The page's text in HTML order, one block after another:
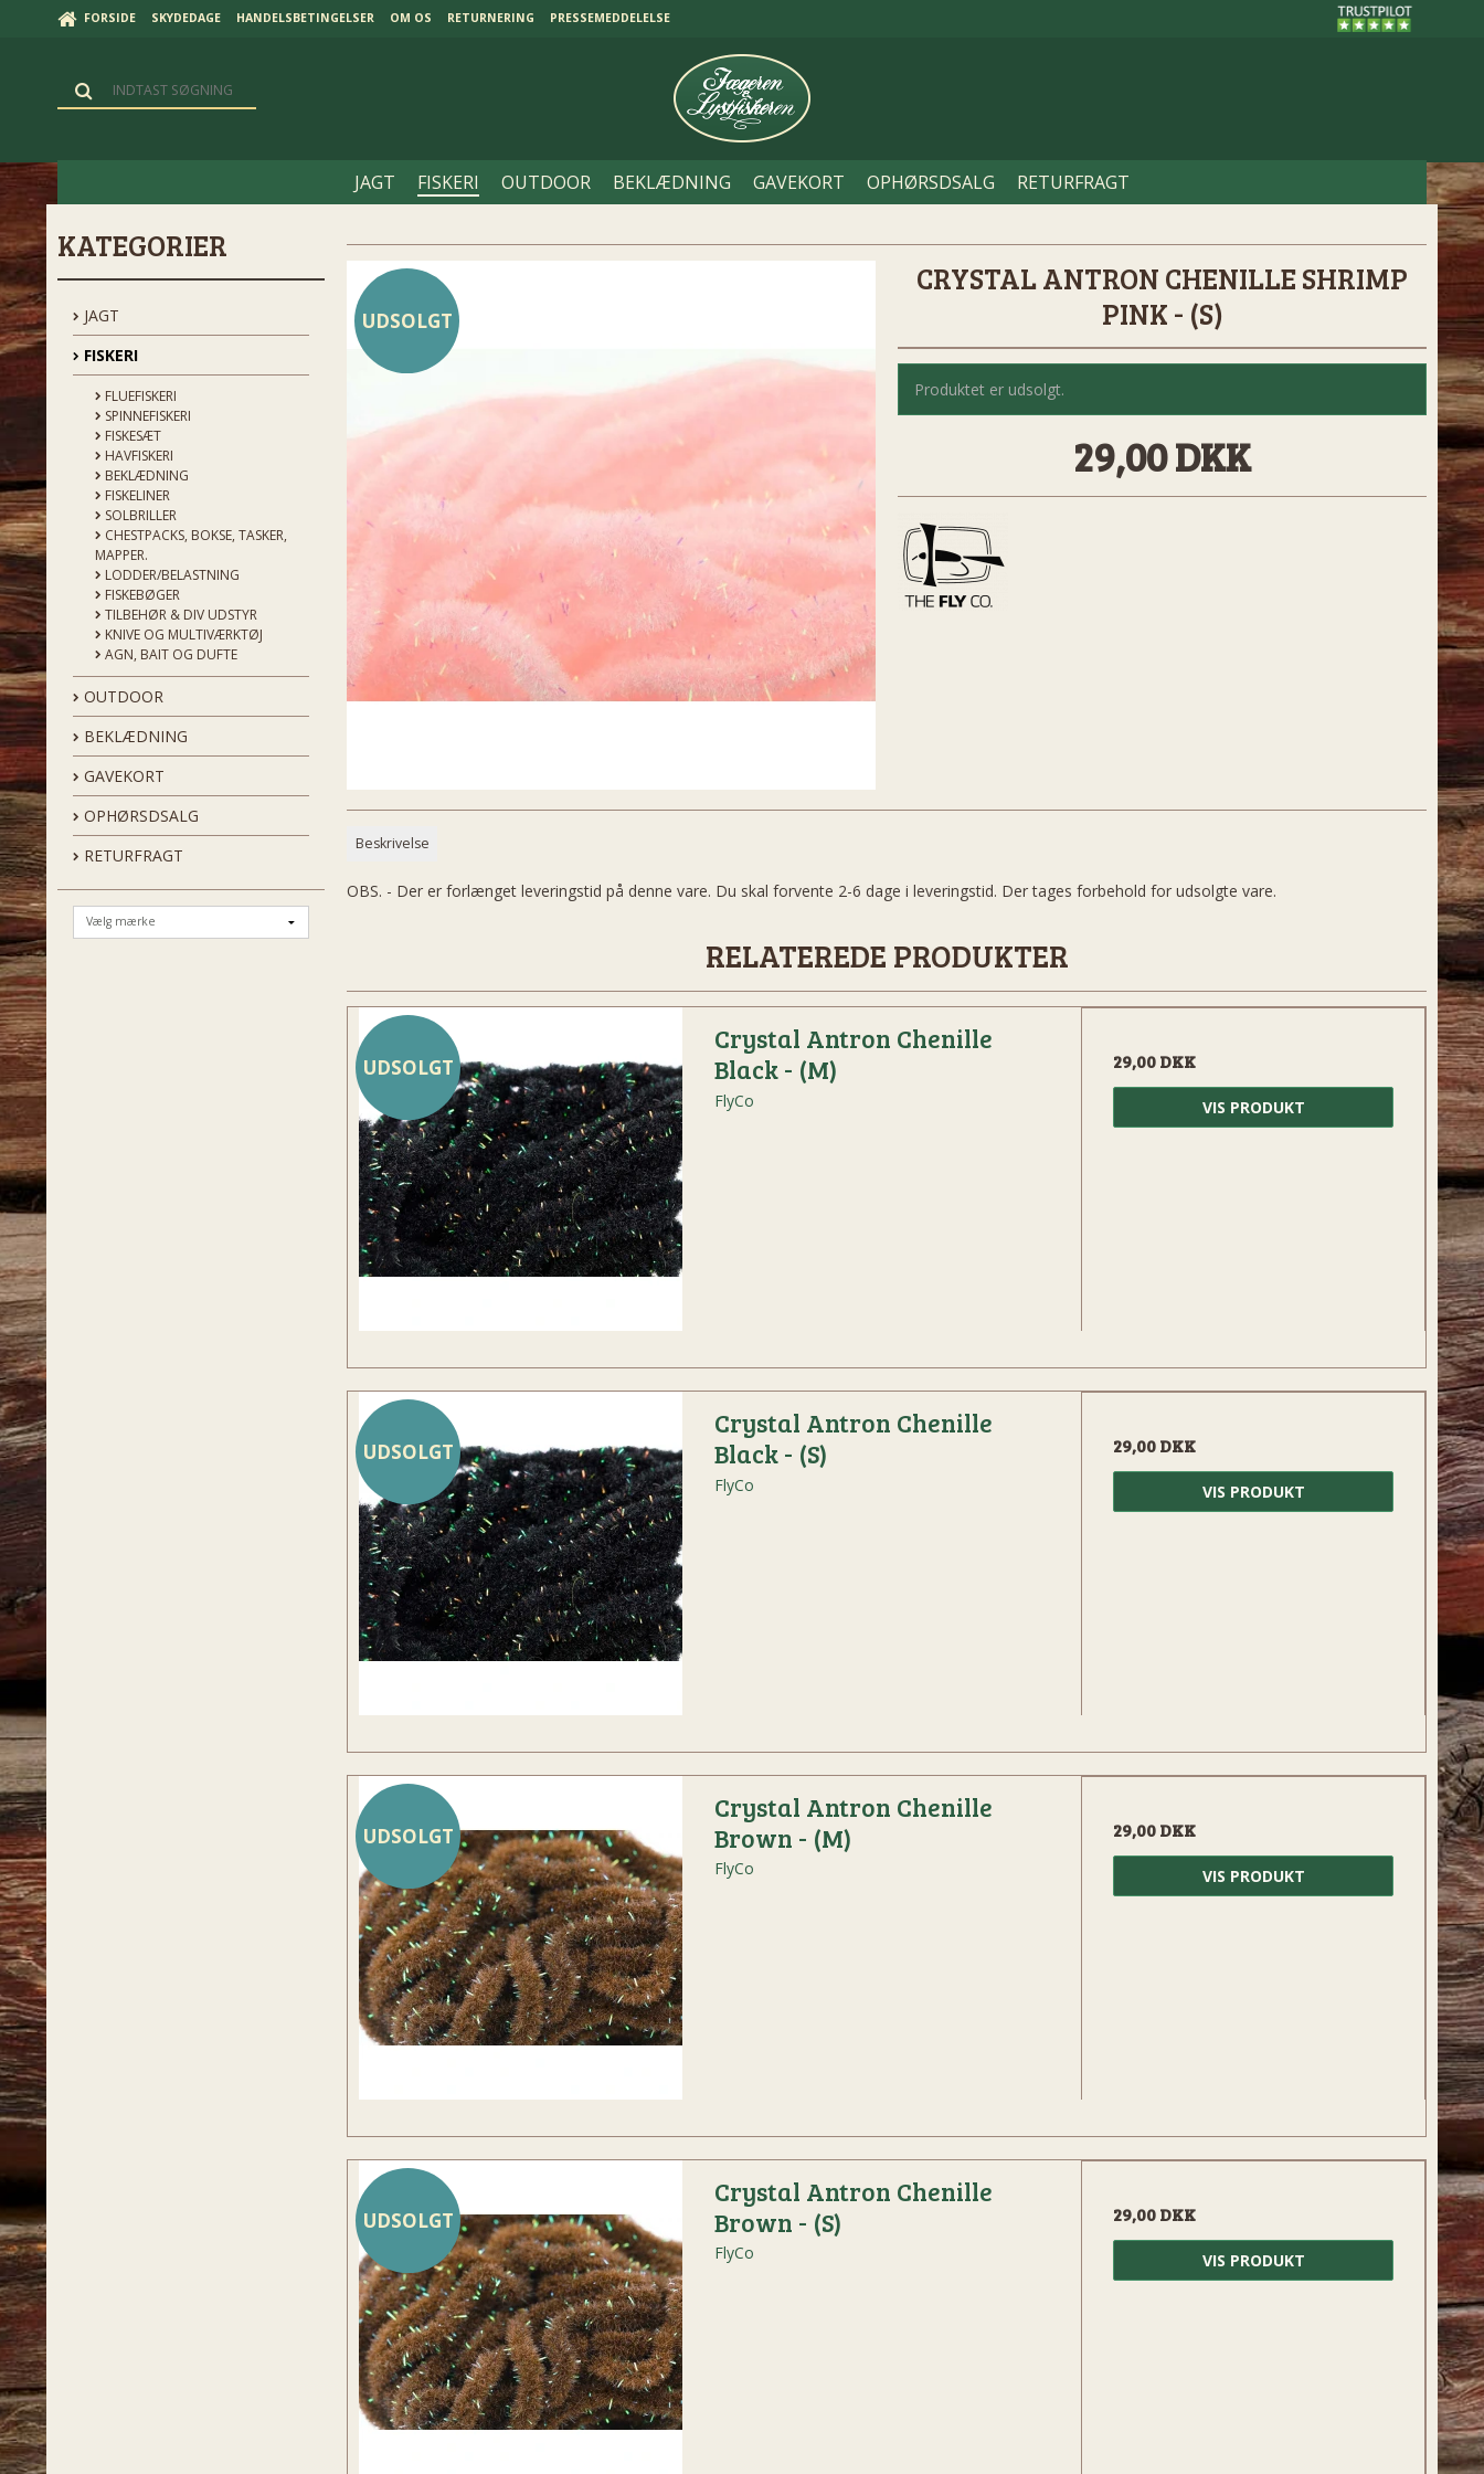
FORSIDE SKYDEDAGE HANDELSBETINGELSER OM OS RETURNERING PRESSEMEDDELELSE
JAGT FISKERI OUTDOOR BEKLÆDNING GAVEKORT OPHØRSDSALG RETURFRAGT
KATEGORIER
JAGT
FISKERI
FLUEFISKERI
SPINNEFISKERI
FISKESÆT
HAVFISKERI
BEKLÆDNING
FISKELINER
SOLBRILLER
CHESTPACKS, BOKSE, TASKER,
MAPPER.
LODDER/BELASTNING
FISKEBØGER
TILBEHØR & DIV UDSTYR
KNIVE OG MULTIVÆRKTØJ
AGN, BAIT OG DUFTE
OUTDOOR
BEKLÆDNING
GAVEKORT
OPHØRSDSALG
RETURFRAGT
UDSOLGT
CRYSTAL ANTRON CHENILLE SHRIMP
PINK - (S)
Produktet er udsolgt.
29,00 DKK
Beskrivelse
OBS. - Der er forlænget leveringstid på denne vare. Du skal forvente 2-6 dage i leveringstid. Der tages forbehold for udsolgte vare.
RELATEREDE PRODUKTER
UDSOLGT
Crystal Antron Chenille
Black - (M)
FlyCo
29,00 DKK
VIS PRODUKT
UDSOLGT
Crystal Antron Chenille
Black - (S)
FlyCo
29,00 DKK
VIS PRODUKT
UDSOLGT
Crystal Antron Chenille
Brown - (M)
FlyCo
29,00 DKK
VIS PRODUKT
UDSOLGT
Crystal Antron Chenille
Brown - (S)
FlyCo
29,00 DKK
VIS PRODUKT